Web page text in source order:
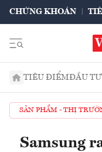
CHỨNG KHOÁN
TIÊU ĐIỂMĐẦU TƯ
SẢN PHẨM - THỊ
Samsung